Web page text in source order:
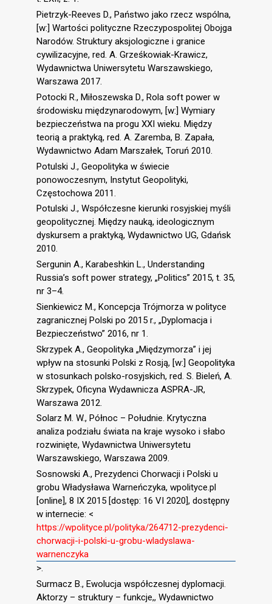
Pietrzyk-Reeves D., Państwo jako rzecz wspólna,
[w:] Wartości polityczne Rzeczypospolitej Obojga
Narodów. Struktury aksjologiczne i granice
cywilizacyjne, red. A. Grześkowiak-Krawicz,
Wydawnictwa Uniwersytetu Warszawskiego,
Warszawa 2017.
Potocki R., Miłoszewska D., Rola soft power w
środowisku międzynarodowym, [w:] Wymiary
bezpieczeństwa na progu XXI wieku. Między
teorią a praktyką, red. A. Zaremba, B. Zapała,
Wydawnictwo Adam Marszałek, Toruń 2010.
Potulski J., Geopolityka w świecie
ponowoczesnym, Instytut Geopolityki,
Częstochowa 2011.
Potulski J., Współczesne kierunki rosyjskiej myśli
geopolitycznej. Między nauką, ideologicznym
dyskursem a praktyką, Wydawnictwo UG, Gdańsk
2010.
Sergunin A., Karabeshkin L., Understanding
Russia’s soft power strategy, „Politics” 2015, t. 35,
nr 3–4.
Sienkiewicz M., Koncepcja Trójmorza w polityce
zagranicznej Polski po 2015 r., „Dyplomacja i
Bezpieczeństwo” 2016, nr 1.
Skrzypek A., Geopolityka „Międzymorza” i jej
wpływ na stosunki Polski z Rosją, [w:] Geopolityka
w stosunkach polsko-rosyjskich, red. S. Bieleń, A.
Skrzypek, Oficyna Wydawnicza ASPRA-JR,
Warszawa 2012.
Solarz M. W., Północ – Południe. Krytyczna
analiza podziału świata na kraje wysoko i słabo
rozwinięte, Wydawnictwa Uniwersytetu
Warszawskiego, Warszawa 2009.
Sosnowski A., Prezydenci Chorwacji i Polski u
grobu Władysława Warneńczyka, wpolityce.pl
[online], 8 IX 2015 [dostęp: 16 VI 2020], dostępny
w internecie: <
https://wpolityce.pl/polityka/264712-prezydenci-
chorwacji-i-polski-u-grobu-wladyslawa-
warnenczyka
>.
Surmacz B., Ewolucja współczesnej dyplomacji.
Aktorzy – struktury – funkcje,, Wydawnictwo